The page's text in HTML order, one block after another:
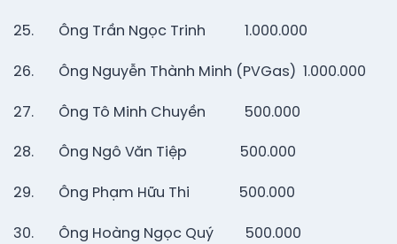
25. Ông Trần Ngọc Trinh 1.000.000
26. Ông Nguyễn Thành Minh (PVGas) 1.000.000
27. Ông Tô Minh Chuyền 500.000
28. Ông Ngô Văn Tiệp 500.000
29. Ông Phạm Hữu Thi 500.000
30. Ông Hoàng Ngọc Quý 500.000